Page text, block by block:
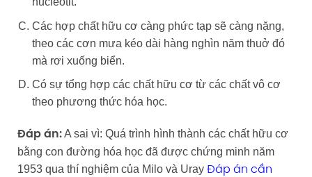
Các hợp chất hữu cơ càng phức tạp sẽ càng nặng,
theo các cơn mưa kéo dài hàng nghìn năm thuở đó
mà rơi xuống biển.
Có sự tổng hợp các chất hữu cơ từ các chất vô cơ
theo phương thức hóa học.
Đáp án:A sai vì: Quá trình hình thành các chất hữu cơ
bằng con đường hóa học đã được chứng minh năm
1953 qua thí nghiệm của Milo và Uray Đáp án cần